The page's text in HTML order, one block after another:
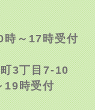
～17時受付
3丁目7-10
時受付